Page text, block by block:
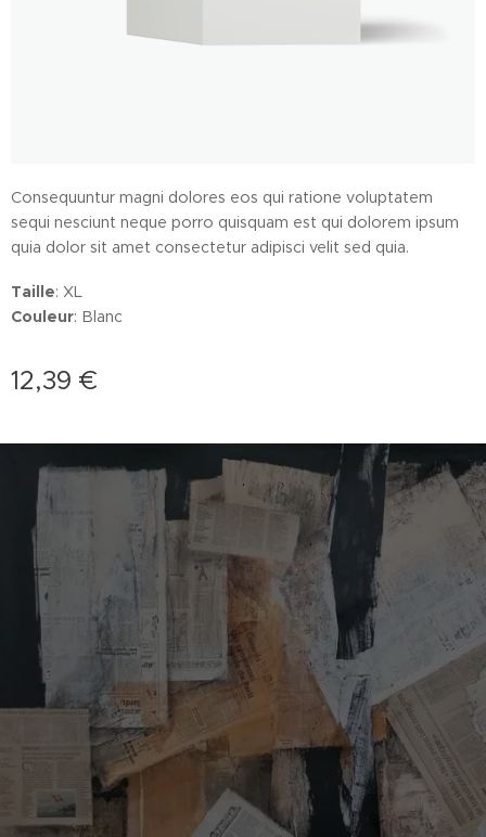
Consequuntur magni dolores eos qui ratione voluptatem
sequi nesciunt neque porro quisquam est qui dolorem ipsum
quia dolor sit amet consectetur adipisci velit sed quia.
Taille: XL
Couleur: Blanc
12,39 €
.
.
.
.
.
.